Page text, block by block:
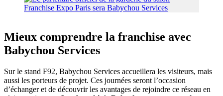
Mieux comprendre la franchise avec
Babychou Services
Sur le stand F92, Babychou Services accueillera les visiteurs, mais
aussi les porteurs de projet. Ces journées seront l’occasion
d’échanger et de découvrir les avantages de rejoindre ce réseau en